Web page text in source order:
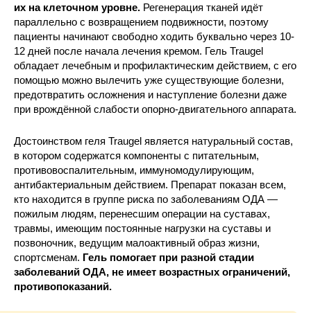
их на клеточном уровне. Регенерация тканей идёт
параллельно с возвращением подвижности, поэтому
пациенты начинают свободно ходить буквально через 10-
12 дней после начала лечения кремом. Гель Traugel
обладает лечебным и профилактическим действием, с его
помощью можно вылечить уже существующие болезни,
предотвратить осложнения и наступление болезни даже
при врождённой слабости опорно-двигательного аппарата.
Достоинством геля Traugel является натуральный состав,
в котором содержатся компоненты с питательным,
противовоспалительным, иммуномодулирующим,
антибактериальным действием. Препарат показан всем,
кто находится в группе риска по заболеваниям ОДА —
пожилым людям, перенесшим операции на суставах,
травмы, имеющим постоянные нагрузки на суставы и
позвоночник, ведущим малоактивный образ жизни,
спортсменам. Гель помогает при разной стадии
заболеваний ОДА, не имеет возрастных ограничений,
противопоказаний.